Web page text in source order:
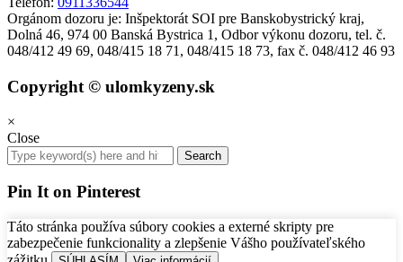
Orgánom dozoru je: Inšpektorát SOI pre Banskobystrický kraj,
Dolná 46, 974 00 Banská Bystrica 1, Odbor výkonu dozoru, tel. č.
048/412 49 69, 048/415 18 71, 048/415 18 73, fax č. 048/412 46 93
Copyright © ulomkyzeny.sk
×
Close
Pin It on Pinterest
Táto stránka používa súbory cookies a externé skripty pre
zabezpečenie funkcionality a zlepšenie Vášho používateľského